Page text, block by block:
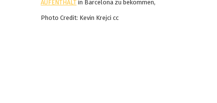
AUFENTHALT in Barcelona zu bekommen,
Photo Credit: Kevin Krejci cc